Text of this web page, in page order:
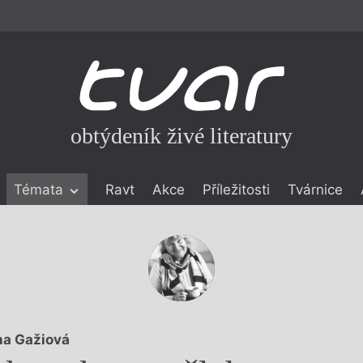
obtýdeník živé literatury
Témata Ravt Akce Příležitosti Tvárnice
Gažiová